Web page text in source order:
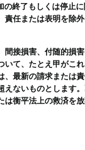
終了もしくは停止
任または表明を除
接損害、付随的損
て、たとえ甲がこ
最新の請求または
ないものとします
衡平法上の救済を